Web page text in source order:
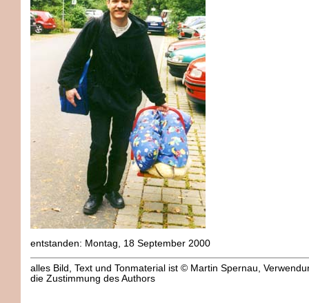
entstanden: Montag, 18 September 2000
alles Bild, Text und Tonmaterial ist © Martin Spernau,
die Zustimmung des Authors